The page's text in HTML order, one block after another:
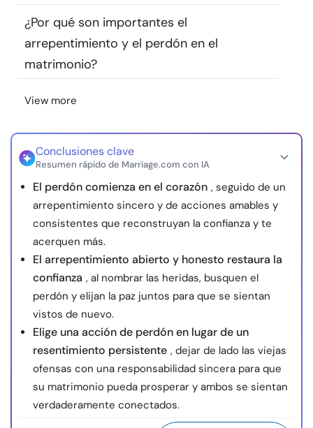
Idioma
Sobre nosotros
© Copyright 2026. Todos los derechos reservados.
¿Por qué son importantes el
arrepentimiento y el perdón en el
matrimonio?
View more
Conclusiones clave
Resumen rápido de Marriage.com con IA
El perdón comienza en el corazón , seguido de un
arrepentimiento sincero y de acciones amables y
consistentes que reconstruyan la confianza y te
acerquen más.
El arrepentimiento abierto y honesto restaura la
confianza , al nombrar las heridas, busquen el
perdón y elijan la paz juntos para que se sientan
vistos de nuevo.
Elige una acción de perdón en lugar de un
resentimiento persistente , dejar de lado las viejas
ofensas con una responsabilidad sincera para que
su matrimonio pueda prosperar y ambos se sientan
verdaderamente conectados.